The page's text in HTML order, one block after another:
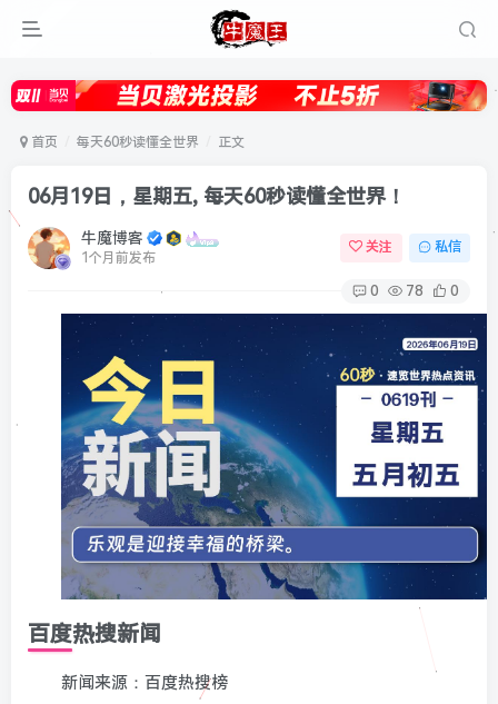
首页 每天60秒读懂全世界 正文
06月19日，星期五, 每天60秒读懂全世界！
牛魔博客
1个月前发布
关注 私信
0 78 0
百度热搜新闻
新闻来源：百度热搜榜